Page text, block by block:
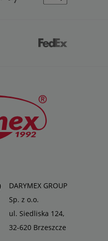
DARYMEX GROUP
Sp. z o.o.
ul. Siedliska 124,
32-620 Brzeszcze